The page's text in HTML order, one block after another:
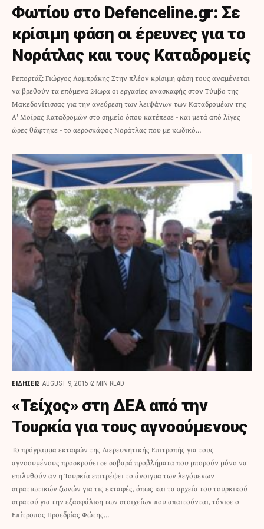
Φωτίου στο Defenceline.gr: Σε
κρίσιμη φάση οι έρευνες για το
Νοράτλας και τους Καταδρομείς
Ρεπορτάζ: Γιώργος Λαμπράκης Στην πλέον κρίσιμη φάση τους αναμένεται
να βρεθούν τα επόμενα 24ωρα οι εργασίες ανασκαφής στον Τύμβο της
Μακεδονίτισσας για την ανεύρεση των λειψάνων των Καταδρομέων της
Α' Μοίρας Καταδρομών στο σημείο όπου κατέπεσε - και μετά από λίγες
ώρες θάφτηκε - το αεροσκάφος Νοράτλας που με κωδικό…
ΕΙΔΗΣΕΙΣ AUGUST 9, 2015 2 MIN READ
«Τείχος» στη ΔΕΑ από την
Τουρκία για τους αγνοούμενους
Το πρόγραμμα εκταφών της Διερευνητικής Επιτροπής για τους
αγνοουμένους προσκρούει σε σοβαρά προβλήματα που μπορούν μόνο να
επιλυθούν αν η Τουρκία επιτρέψει το άνοιγμα των λεγόμενων
στρατιωτικών ζωνών για τις εκταφές, όπως και τα αρχεία του τουρκικού
στρατού για την εξασφάλιση των στοιχείων που απαιτούνται, τόνισε ο
Επίτροπος Προεδρίας Φώτης…